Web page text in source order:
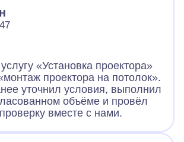
«Установка проектора»
проектора на потолок».
уточнил условия, выполнил
объёме и провёл
вместе с нами.